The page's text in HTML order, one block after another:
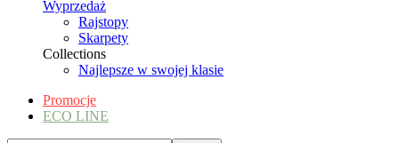
Wyprzedaż
Rajstopy
Skarpety
Collections
Najlepsze w swojej klasie
Promocje
ECO LINE